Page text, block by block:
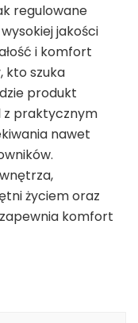
regulowane
jakości
i komfort
kto szuka
produkt
z praktycznym
nawet
życiem oraz
komfort